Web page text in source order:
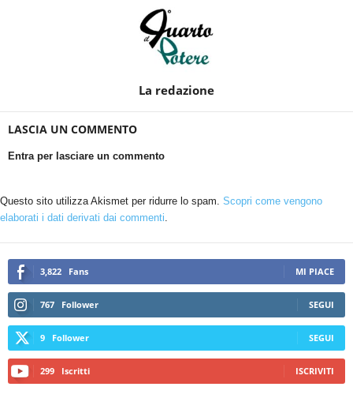
La redazione
LASCIA UN COMMENTO
Entra per lasciare un commento
Questo sito utilizza Akismet per ridurre lo spam. Scopri come vengono
elaborati i dati derivati dai commenti
3,822 Fans MI PIACE
767 Follower SEGUI
9 Follower SEGUI
299 Iscritti ISCRIVITI